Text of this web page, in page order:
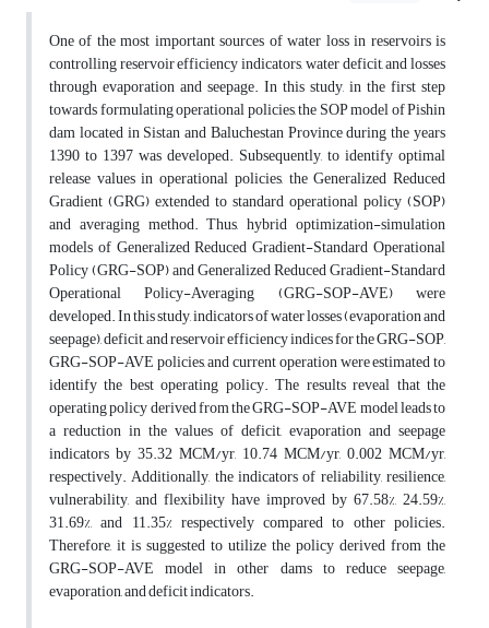
One of the most important sources of water loss in reservoirs is
controlling reservoir efficiency indicators, water deficit, and losses
through evaporation and seepage. In this study, in the first step
towards formulating operational policies, the SOP model of Pishin
dam located in Sistan and Baluchestan Province during the years
1390 to 1397 was developed. Subsequently, to identify optimal
release values in operational policies, the Generalized Reduced
Gradient (GRG) extended to standard operational policy (SOP)
and averaging method. Thus, hybrid optimization-simulation
models of Generalized Reduced Gradient-Standard Operational
Policy (GRG-SOP) and Generalized Reduced Gradient-Standard
Operational Policy-Averaging (GRG-SOP-AVE) were
developed. In this study, indicators of water losses (evaporation and
seepage), deficit, and reservoir efficiency indices for the GRG-SOP,
GRG-SOP-AVE policies, and current operation were estimated to
identify the best operating policy. The results reveal that the
operating policy derived from the GRG-SOP-AVE model leads to
a reduction in the values of deficit, evaporation and seepage
indicators by 35.32 MCM/yr, 10.74 MCM/yr, 0.002 MCM/yr,
respectively. Additionally, the indicators of reliability, resilience,
vulnerability, and flexibility have improved by 67.58%, 24.59%,
31.69%, and 11.35% respectively compared to other policies.
Therefore, it is suggested to utilize the policy derived from the
GRG-SOP-AVE model in other dams to reduce seepage,
evaporation, and deficit indicators.